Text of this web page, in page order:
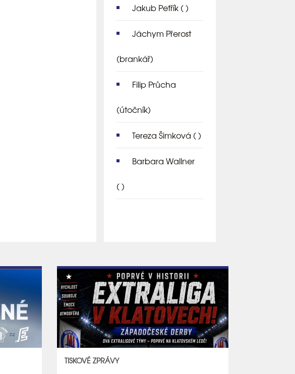
Jakub Petřík ( )
Jáchym Přerost
(brankář)
Filip Průcha
(útočník)
Tereza Šimková ( )
Barbara Wallner
( )
TISKOVÉ ZPRÁVY